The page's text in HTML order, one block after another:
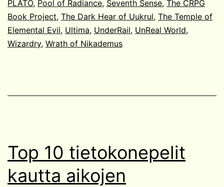
PLATO, Pool of Radiance, Seventh Sense, The CRPG
Book Project, The Dark Hear of Uukrul, The Temple of
Elemental Evil, Ultima, UnderRail, UnReal World,
Wizardry, Wrath of Nikademus
Top 10 tietokonepelit
kautta aikojen